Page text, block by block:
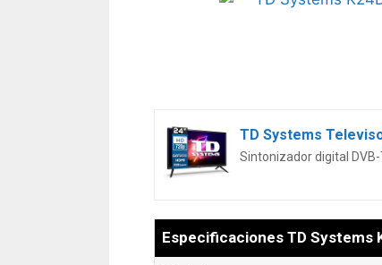
TD Systems
Sintonizador digital
Especificaciones TD Systems